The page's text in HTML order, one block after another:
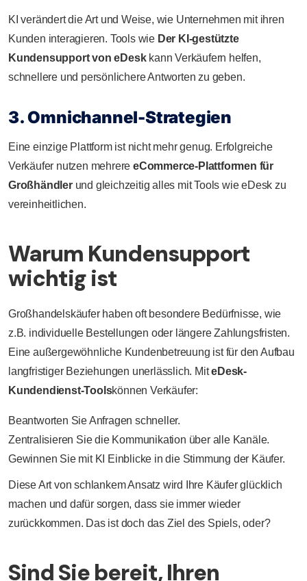
KI verändert die Art und Weise, wie Unternehmen mit ihren
Kunden interagieren. Tools wie Der KI-gestützte
Kundensupport von eDeskkann Verkäufern helfen,
schnellere und persönlichere Antworten zu geben.
3. Omnichannel-Strategien
Eine einzige Plattform ist nicht mehr genug. Erfolgreiche
Verkäufer nutzen mehrereeCommerce-Plattformen für
Großhändlerund gleichzeitig alles mit Tools wie eDesk zu
vereinheitlichen.
Warum Kundensupport
wichtig ist
Großhandelskäufer haben oft besondere Bedürfnisse, wie
z.B. individuelle Bestellungen oder längere Zahlungsfristen.
Eine außergewöhnliche Kundenbetreuung ist für den Aufbau
langfristiger Beziehungen unerlässlich. MiteDesk-
Kundendienst-Toolskönnen Verkäufer:
Beantworten Sie Anfragen schneller.
Zentralisieren Sie die Kommunikation über alle Kanäle.
Gewinnen Sie mit KI Einblicke in die Stimmung der Käufer.
Diese Art von schlankem Ansatz wird Ihre Käufer glücklich
machen und dafür sorgen, dass sie immer wieder
zurückkommen. Das ist doch das Ziel des Spiels, oder?
Sind Sie bereit, Ihren